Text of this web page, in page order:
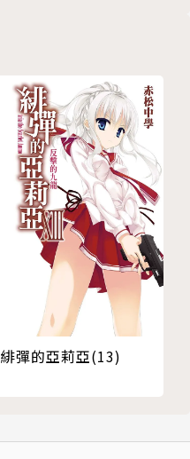
緋彈的亞莉亞(13)